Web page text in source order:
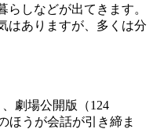
しなどが出てきます。
はありますが、多くは分
、劇場公開版（124
ほうが会話が引き締ま